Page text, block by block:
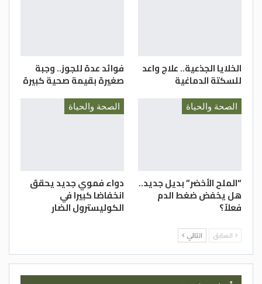
الخلايا الجذعية.. علاج واعد
للسكتة الدماغية
فوائد عدة للجوز.. وجبة
صغيرة بقيمة صحية كبيرة
الصحة والحياة
“الملح الأخضر” بديل جديد..
هل يخفض ضغط الدم
فعلاً؟
الصحة والحياة
دواء فموي جديد يحقق
انخفاضا كبيرا في
الكوليسترول الضار
السابق التالي